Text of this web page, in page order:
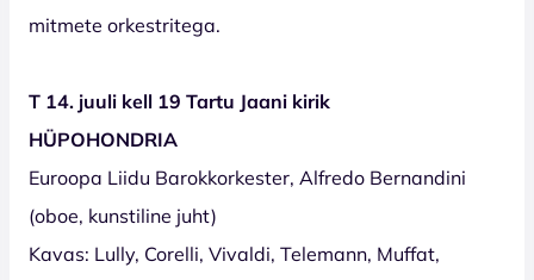
mitmete orkestritega.
T 14. juuli kell 19 Tartu Jaani kirik
HÜPOHONDRIA
Euroopa Liidu Barokkorkester, Alfredo Bernandini
(oboe, kunstiline juht)
Kavas: Lully, Corelli, Vivaldi, Telemann, Muffat,